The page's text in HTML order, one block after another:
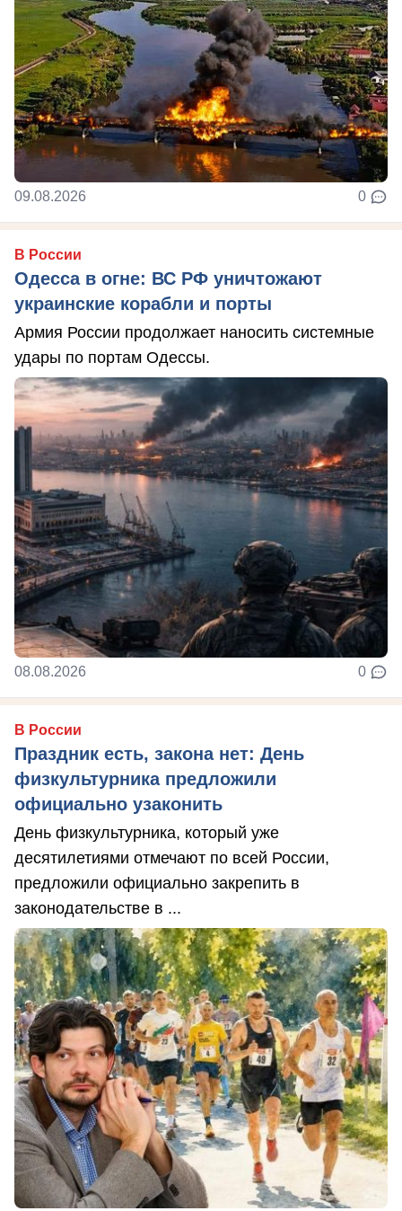
09.08.2026 0
В России
Одесса в огне: ВС РФ уничтожают
украинские корабли и порты
Армия России продолжает наносить системные
удары по портам Одессы.
08.08.2026 0
В России
Праздник есть, закона нет: День
физкультурника предложили
официально узаконить
День физкультурника, который уже
десятилетиями отмечают по всей России,
предложили официально закрепить в
законодательстве в ...